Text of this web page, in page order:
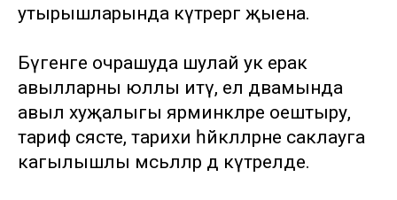
утырышларында күтәрергә җыена.
Бүгенге очрашуда шулай ук ерак
авылларны юллы итү, ел дәвамында
авыл хуҗалыгы ярминкәләре оештыру,
тариф сәясәте, тарихи һәйкәлләрне саклауга
кагылышлы мәсьәләләр дә күтәрелде.